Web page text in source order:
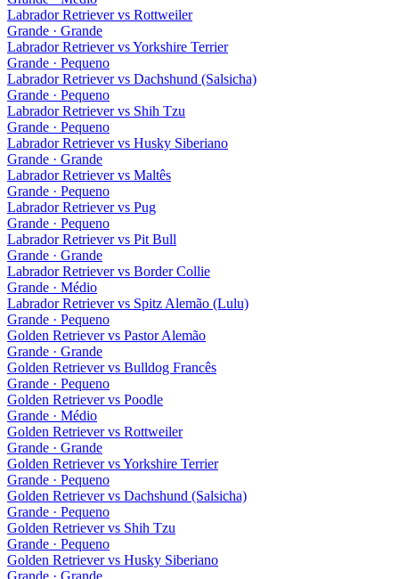
Labrador Retriever vs Rottweiler
Grande · Grande
Labrador Retriever vsYorkshire Terrier
Grande · Pequeno
Labrador Retriever vs Dachshund (Salsicha)
Grande · Pequeno
Labrador Retriever vs Shih Tzu
Grande · Pequeno
Labrador Retriever vs Husky Siberiano
Grande · Grande
Labrador Retriever vs Maltês
Grande · Pequeno
Labrador Retriever vs Pug
Grande · Pequeno
Labrador Retriever vs Pit Bull
Grande · Grande
Labrador Retriever vs Border Collie
Grande · Médio
Labrador Retriever vs Spitz Alemão (Lulu)
Grande · Pequeno
Golden Retriever vs Pastor Alemão
Grande · Grande
Golden Retriever vs Bulldog Francês
Grande · Pequeno
Golden Retriever vs Poodle
Grande · Médio
Golden Retriever vs Rottweiler
Grande · Grande
Golden Retriever vsYorkshire Terrier
Grande · Pequeno
Golden Retriever vs Dachshund (Salsicha)
Grande · Pequeno
Golden Retriever vs Shih Tzu
Grande · Pequeno
Golden Retriever vs Husky Siberiano
Grande · Grande